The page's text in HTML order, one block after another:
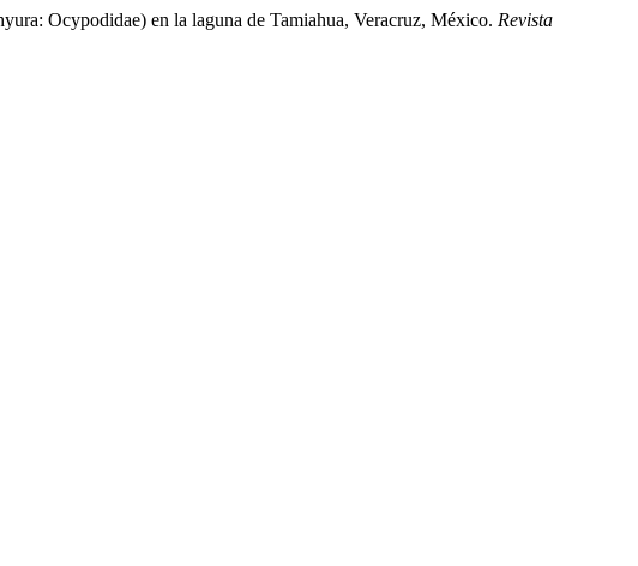
Ocypodidae) en la laguna de Tamiahua, Veracruz, México. Revista